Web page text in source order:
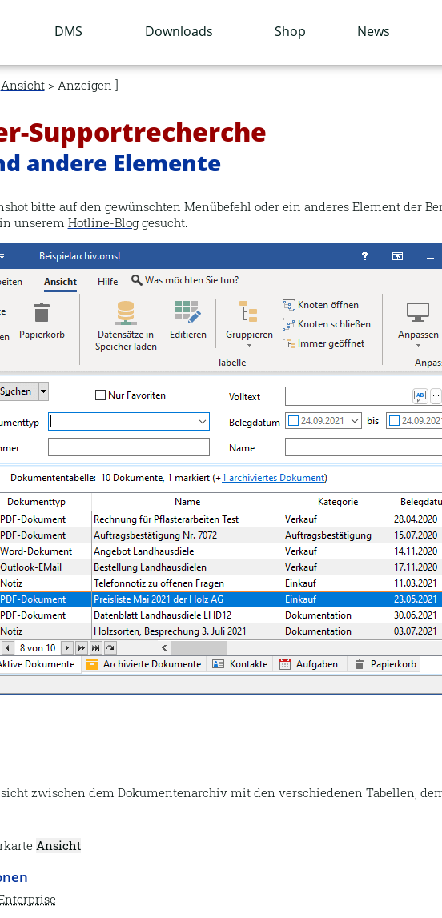
Navigation
überspringen
DMS Downloads Shop News
Ansicht> Anzeigen
Supportrecherche
andere Elemente
bitte auf den gewünschten Menübefehl oder ein anderes Element der
unserem Hotline-Bloggesucht.
zwischen dem Dokumentenarchiv mit den verschiedenen Tabellen,
Ansicht